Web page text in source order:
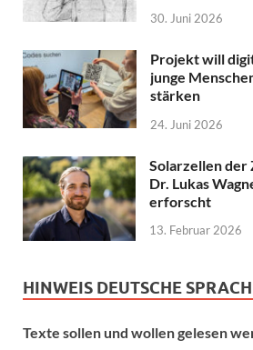
30. Juni 2026
Projekt will
junge
stärken
24. Juni 2026
Solarzellen
Dr. Lukas
erforscht
13. Februar 2026
HINWEIS DEUTSCHE
Texte sollen und wollen gelesen